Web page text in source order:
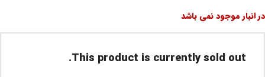
در انبار موجود نمی باشد
This product is currently sold out.